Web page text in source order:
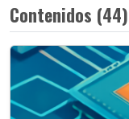
Contenidos (44)